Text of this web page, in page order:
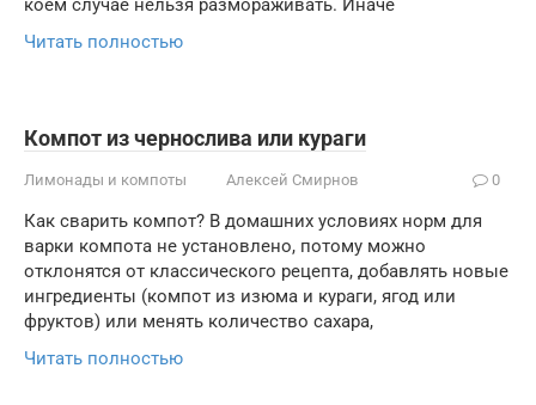
коем случае нельзя размораживать. Иначе
Читать полностью
Компот из чернослива или кураги
Лимонады и компоты Алексей Смирнов 0
Как сварить компот? В домашних условиях норм для
варки компота не установлено, потому можно
отклонятся от классического рецепта, добавлять новые
ингредиенты (компот из изюма и кураги, ягод или
фруктов) или менять количество сахара,
Читать полностью